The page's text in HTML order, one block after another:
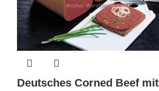
Deutsches Corned Beef mit